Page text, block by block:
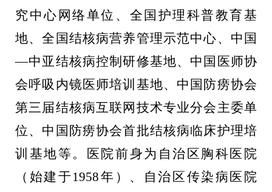
究中心网络单位、全国护理科普教育基
地、全国结核病营养管理示范中心、中国
—中亚结核病控制研修基地、中国医师协
会呼吸内镜医师培训基地、中国防痨协会
第三届结核病互联网技术专业分会主委单
位、中国防痨协会首批结核病临床护理培
训基地等。医院前身为自治区胸科医院
（始建于1958年）、自治区传染病医院